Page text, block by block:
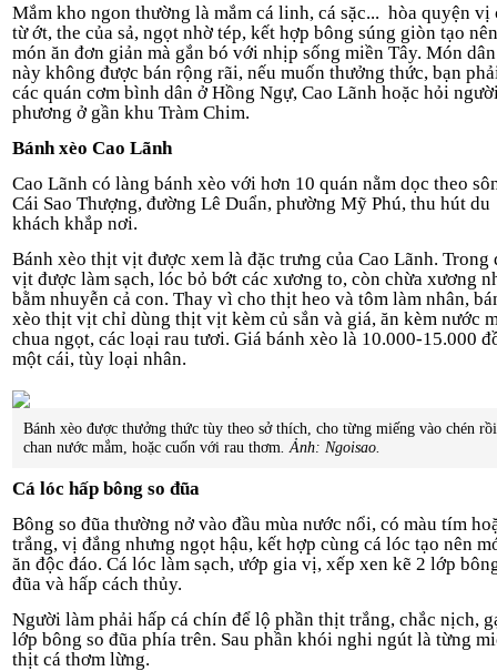
Mắm kho ngon thường là mắm cá linh, cá sặc... hòa quyện vị
từ ớt, the của sả, ngọt nhờ tép, kết hợp bông súng giòn tạo nên
món ăn đơn giản mà gắn bó với nhịp sống miền Tây. Món
này không được bán rộng rãi, nếu muốn thưởng thức, bạn
các quán cơm bình dân ở Hồng Ngự, Cao Lãnh hoặc hỏi
phương ở gần khu Tràm Chim.
Bánh xèo Cao Lãnh
Cao Lãnh có làng bánh xèo với hơn 10 quán nằm dọc theo
Cái Sao Thượng, đường Lê Duẩn, phường Mỹ Phú, thu hút du
khách khắp nơi.
Bánh xèo thịt vịt được xem là đặc trưng của Cao Lãnh. Trong
vịt được làm sạch, lóc bỏ bớt các xương to, còn chừa xương
bằm nhuyễn cả con. Thay vì cho thịt heo và tôm làm nhân,
xèo thịt vịt chỉ dùng thịt vịt kèm củ sắn và giá, ăn kèm nước
chua ngọt, các loại rau tươi. Giá bánh xèo là 10.000-15.000
một cái, tùy loại nhân.
Bánh xèo được thưởng thức tùy theo sở thích, cho từng miếng vào chén rồi
chan nước mắm, hoặc cuốn với rau thơm . Ảnh: Ngoisao.
Cá lóc hấp bông so đũa
Bông so đũa thường nở vào đầu mùa nước nổi, có màu tím
trắng, vị đắng nhưng ngọt hậu, kết hợp cùng cá lóc tạo nên
ăn độc đáo. Cá lóc làm sạch, ướp gia vị, xếp xen kẽ 2 lớp
đũa và hấp cách thủy.
Người làm phải hấp cá chín để lộ phần thịt trắng, chắc nịch,
lớp bông so đũa phía trên. Sau phần khói nghi ngút là từng
thịt cá thơm lừng.